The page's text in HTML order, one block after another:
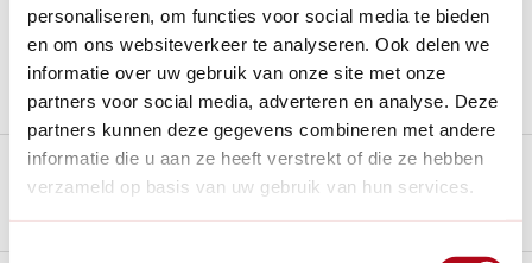
personaliseren, om functies voor social media te bieden
en om ons websiteverkeer te analyseren. Ook delen we
informatie over uw gebruik van onze site met onze
partners voor social media, adverteren en analyse. Deze
partners kunnen deze gegevens combineren met andere
informatie die u aan ze heeft verstrekt of die ze hebben
verzameld op basis van uw gebruik van hun services.
Toestemmingsselectie
Al28 jaarde tuinspecialist voor tuinliefhebbers
Nieuw:Haal je bestelling in Wilnis bij ons op!
Stel een vraag over dit product
Plus- en minpunten